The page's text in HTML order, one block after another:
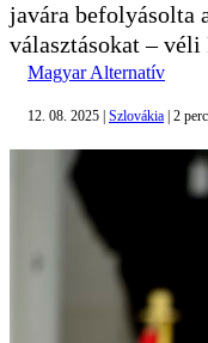
javára befolyásolta
választásokat –
Magyar Alternatív
12. 08. 2025 Szlovákia 2